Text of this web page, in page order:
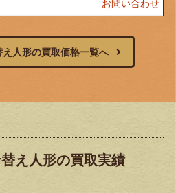
お問い合わせ
え人形の買取価格一覧へ
替え人形の買取実績